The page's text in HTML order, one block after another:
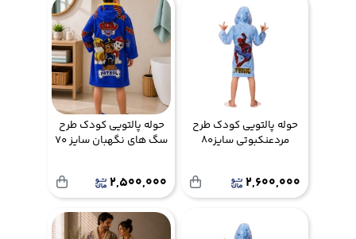
حوله پالتویی کودک طرح
مردعنکبوتی سایز80
2,600,000
حوله پالتویی کودک طرح
سگ های نگهبان سایز 70
2,500,000